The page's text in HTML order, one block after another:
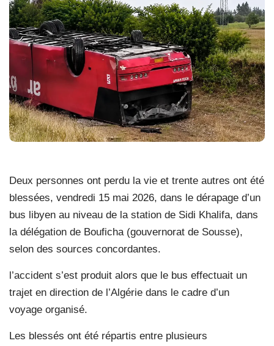
Deux personnes ont perdu la vie et trente autres ont été
blessées, vendredi 15 mai 2026, dans le dérapage d’un
bus libyen au niveau de la station de Sidi Khalifa, dans
la délégation de Bouficha (gouvernorat de Sousse),
selon des sources concordantes.
l’accident s’est produit alors que le bus effectuait un
trajet en direction de l’Algérie dans le cadre d’un
voyage organisé.
Les blessés ont été répartis entre plusieurs